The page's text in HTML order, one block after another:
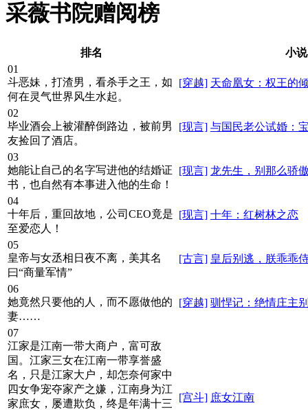
采薇书院赠阅榜
排名
小
01
斗恶妹，打渣男，看杀手之王，如
何在灵气世界风生水起。
[穿越] 天命凰女：权王的
02
毕业酒会上被灌醉倒路边，被前男
友捡回了酒店。
[现言] 与国民老公试婚：
03
她能让自己的名字写进他的结婚证
书，也自然有本事进入他的生命！
[现言] 龙先生，别那么骄
04
十年后，重回故地，公司CEO竟是
至爱恋人！
[现言] 十年：红树林之恋
05
皇帝与女丞相日夜不离，美其名
曰“商量军情”
[古言] 皇后别逃，朕乖乖
06
她竟然只要他的人，而不愿做他的
妻……
[穿越] 驯悍记：绝情庄主
07
江家是江南一带大商户，富可敌
国。江家三女在江南一带享誉盛
名，只是江家大户，却怎奈何家中
四女争宠夺家产之嫌，江南身为江
家庶女，屡遭欺负，终是年满十三
[宫斗] 庶女江南